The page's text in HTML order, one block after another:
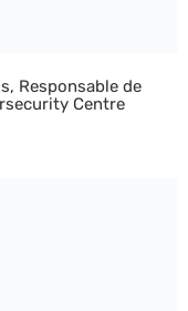
Responsable de
Centre